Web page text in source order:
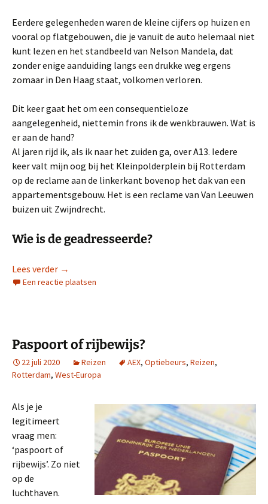
Eerdere gelegenheden waren de kleine cijfers op huizen en
vooral op flatgebouwen, die je vanuit de auto helemaal niet
kunt lezen en het standbeeld van Nelson Mandela, dat
zonder enige aanduiding langs een drukke weg ergens
zomaar in Den Haag staat, volkomen verloren.
Dit keer gaat het om een consequentieloze
aangelegenheid, niettemin frons ik de wenkbrauwen. Wat is
er aan de hand?
Al jaren rijd ik, als ik naar het zuiden ga, over A13. Iedere
keer valt mijn oog bij het Kleinpolderplein bij Rotterdam
op de reclame aan de linkerkant bovenop het dak van een
appartementsgebouw. Het is een reclame van Van Leeuwen
buizen uit Zwijndrecht.
Wie is de geadresseerde?
Lees verder Reclame langs de snelweg
→
Een reactie plaatsen
Paspoort of rijbewijs?
22 juli 2020 Reizen AEX, Optiebeurs, Reizen,
Rotterdam, West-Europa
Als je je
legitimeert
vraag men:
‘paspoort of
rijbewijs’. Zo niet
op de
luchthaven.